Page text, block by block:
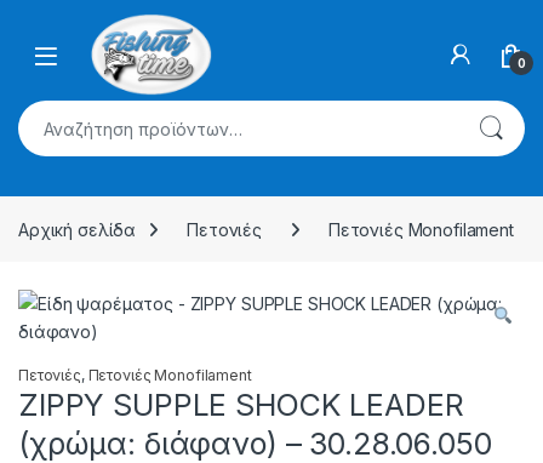
Skip to navigation
0
Αναζήτηση για:
Αρχική σελίδα Πετονιές Πετονιές Monofilament
Πετονιές, Πετονιές Monofilament
ZIPPY SUPPLE SHOCK LEADER
(χρώμα: διάφανο) – 30.28.06.050